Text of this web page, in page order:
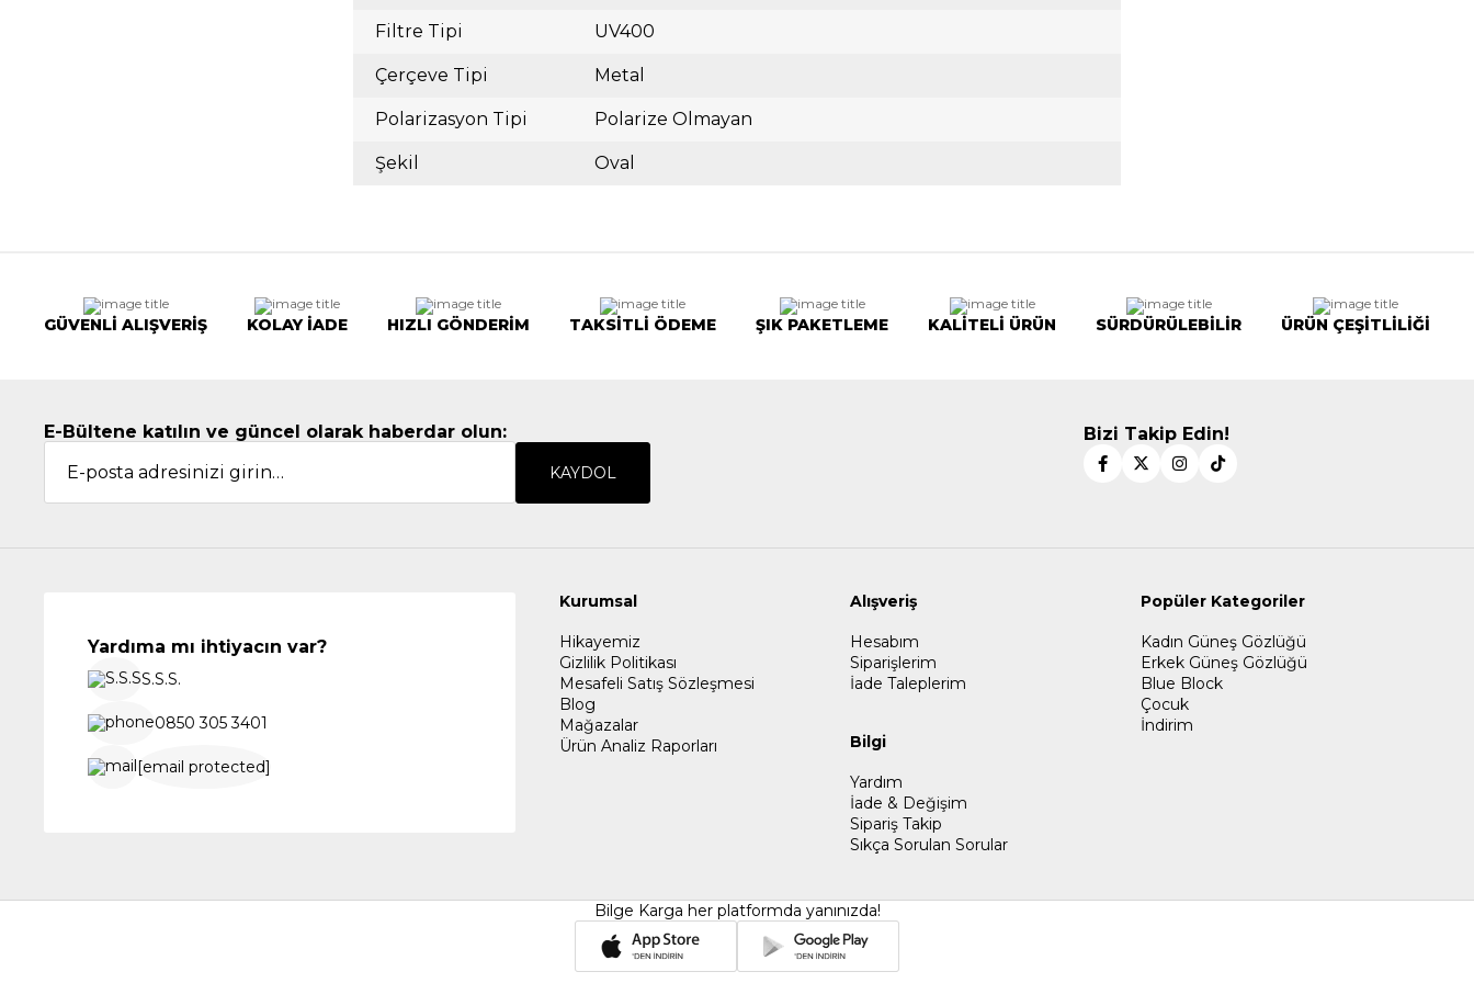
Filtre Tipi UV400
Çerçeve Tipi Metal
Polarizasyon Tipi Polarize Olmayan
Şekil Oval
GÜVENLİ ALIŞVERİŞ KOLAY İADE HIZLI GÖNDERİM TAKSİTLİ ÖDEME ŞIK PAKETLEME KALİTELİ ÜRÜN SÜRDÜRÜLEBİLİR ÜRÜN ÇEŞİTLİLİĞİ
E-Bültene katılın ve güncel olarak haberdar olun:
KAYDOL
Bizi Takip Edin!
Yardıma mı ihtiyacın var?
S.S.S.
0850 305 3401
[email protected]
Kurumsal
Hikayemiz
Gizlilik Politikası
Mesafeli Satış Sözleşmesi
Blog
Mağazalar
Ürün Analiz Raporları
Alışveriş
Hesabım
Siparişlerim
İade Taleplerim
Bilgi
Yardım
İade & Değişim
Sipariş Takip
Sıkça Sorulan Sorular
Popüler Kategoriler
Kadın Güneş Gözlüğü
Erkek Güneş Gözlüğü
Blue Block
Çocuk
İndirim
Bilge Karga her platformda yanınızda!